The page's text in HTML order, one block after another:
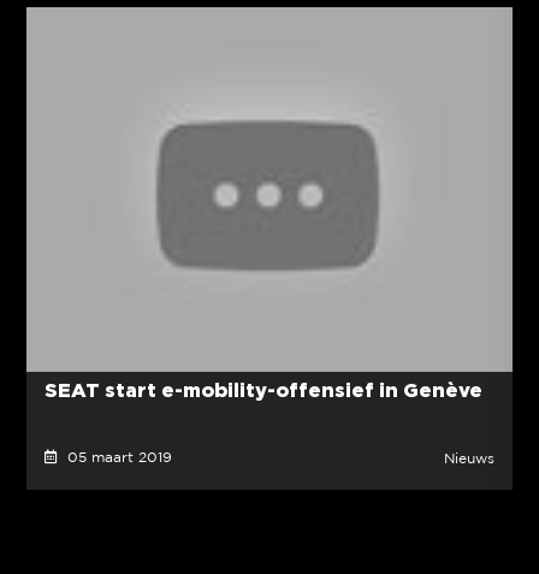
SEAT start e-mobility-offensief in Genève
05 maart 2019 Nieuws